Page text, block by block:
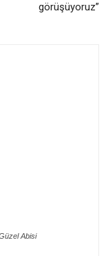
görüşüyoruz”
Abisi